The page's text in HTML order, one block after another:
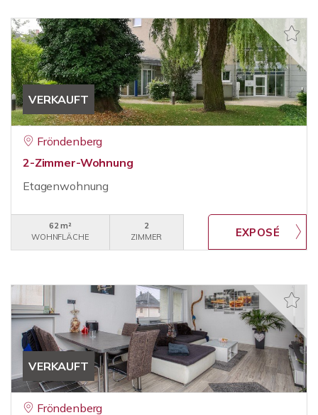
VERKAUFT
Fröndenberg
2-Zimmer-Wohnung
Etagenwohnung
62 m²
WOHNFLÄCHE
2
ZIMMER
VERKAUFT
Fröndenberg